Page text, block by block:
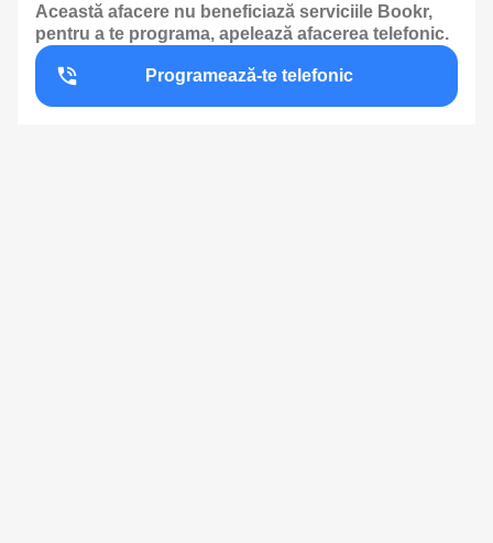
Această afacere nu beneficiază serviciile Bookr,
pentru a te programa, apelează afacerea telefonic.
Programează-te telefonic